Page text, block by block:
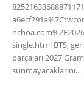
single.html BTS,
parçaları 2027
sunmayacaklarını...